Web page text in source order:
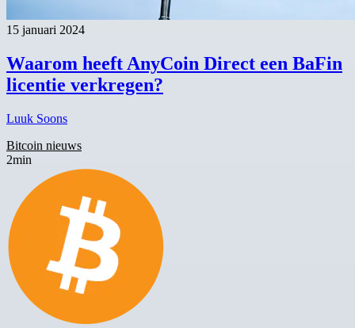
15 januari 2024
W aarom heeft AnyCoin Direct een BaFin
licentie verkregen?
Luuk Soons
Bitcoin nieuws
2min